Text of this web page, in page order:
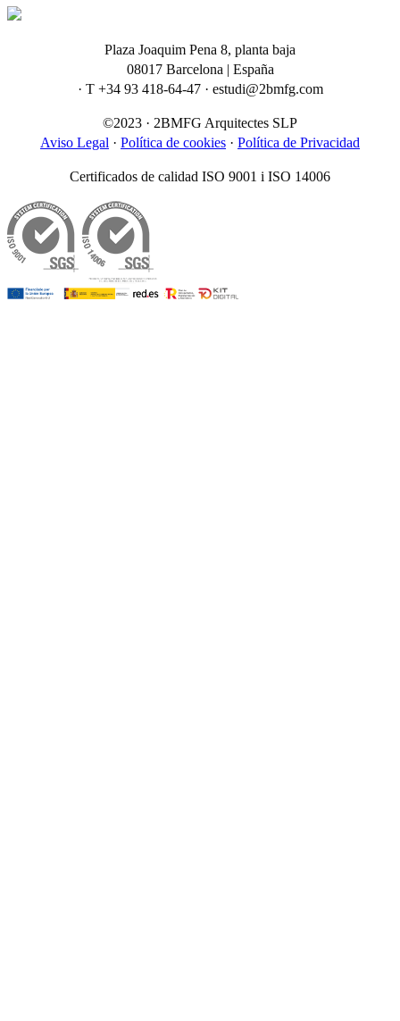
Plaza Joaquim Pena 8, planta baja
08017 Barcelona | España
· T +34 93 418-64-47 · estudi@2bmfg.com
©2023 · 2BMFG Arquitectes SLP
Aviso Legal · Política de cookies · Política de Privacidad
Certificados de calidad ISO 9001 i ISO 14006